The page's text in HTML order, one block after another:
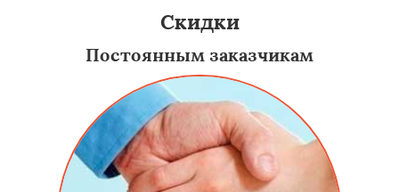
Скидки
Постоянным заказчикам